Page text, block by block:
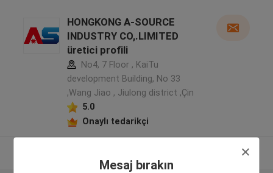
Mesaj bırakın
HONGKONG A-SOURCE
INDUSTRY CO,.LIMITED
üretici profili
No4, 7 Floor , KaiTu
development Building, No 33
,Wang Jiao , Jiulong district ,Çin
5.0
Onaylı tedarikçi